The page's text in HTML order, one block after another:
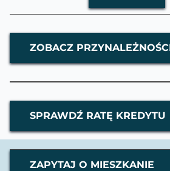
ZOBACZ
SPRAWDŹ RATĘ KREDYTU
ZAPYTAJ O MIESZKANIE